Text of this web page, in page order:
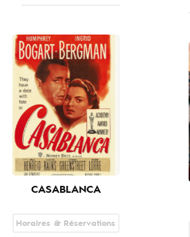
CASABLANCA
Horaires & Réservations